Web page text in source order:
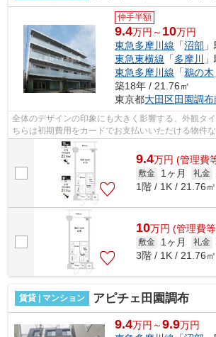
仲手半額
9.4万円～ 10万円
東急多摩川線 「沼部
東急東横線 「多摩川
東急多摩川線 「鵜の木
築18年 / 21.76㎡
東京都大田区田園調布
全体のデザインの印象にも大きく影響する、外観タ
ちらは初期費用をカードでお支払いいただける物件
手間が省けます。こちらの物件はマン...
9.4万円 (管理費
敷金 1ヶ月 礼金
1階 / 1K / 21.76㎡
10万円 (管理費
敷金 1ヶ月 礼金
3階 / 1K / 21.76㎡
賃貸 | マンション アピチェ田園調布
9.4万円～9.9万円